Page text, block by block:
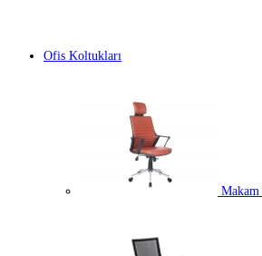
Ofis Koltukları